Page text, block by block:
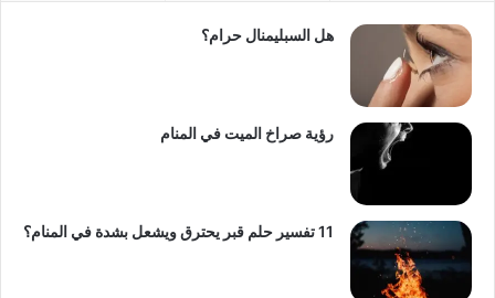
هل السبليمنال حرام؟
رؤية صراخ الميت في المنام
11 تفسير حلم قبر يحترق ويشعل بشدة في المنام؟